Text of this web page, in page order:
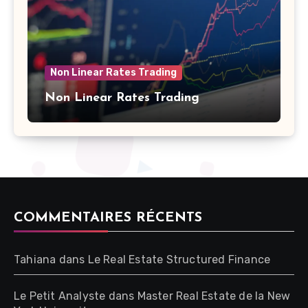
Non Linear Rates Trading
Non Linear Rates Trading
COMMENTAIRES RÉCENTS
Tahiana dans Le Real Estate Structured Finance
Le Petit Analyste dans Master Real Estate de la New